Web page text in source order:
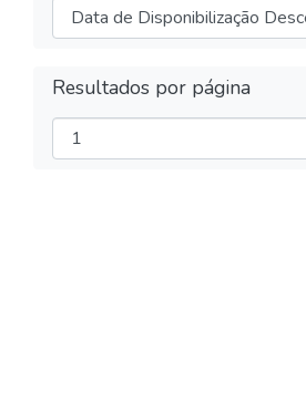
Resultados por página